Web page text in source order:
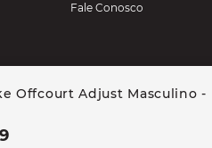
Offcourt Adjust Masculino -
Fale Conosco